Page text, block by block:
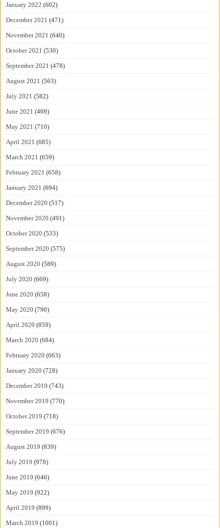
January 2022 (602)
December 2021 (471)
November 2021 (640)
October 2021 (530)
September 2021 (478)
August 2021 (563)
July 2021 (582)
June 2021 (469)
May 2021 (710)
April 2021 (685)
March 2021 (659)
February 2021 (658)
January 2021 (694)
December 2020 (517)
November 2020 (491)
October 2020 (533)
September 2020 (575)
August 2020 (589)
July 2020 (669)
June 2020 (658)
May 2020 (790)
April 2020 (859)
March 2020 (684)
February 2020 (663)
January 2020 (728)
December 2019 (743)
November 2019 (770)
October 2019 (718)
September 2019 (676)
August 2019 (839)
July 2019 (978)
June 2019 (646)
May 2019 (922)
April 2019 (899)
March 2019 (1001)